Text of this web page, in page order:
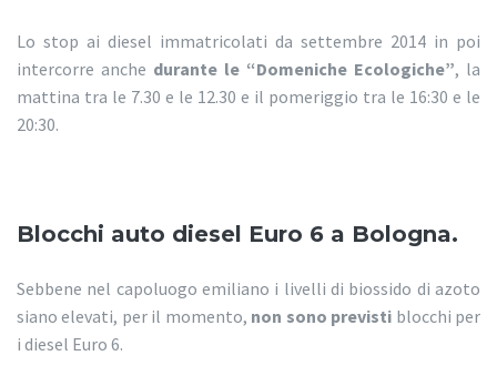
Lo stop ai diesel immatricolati da settembre 2014 in poi
intercorre anche durante le “Domeniche Ecologiche”, la
mattina tra le 7.30 e le 12.30 e il pomeriggio tra le 16:30 e le
20:30.
Blocchi auto diesel Euro 6 a Bologna.
Sebbene nel capoluogo emiliano i livelli di biossido di azoto
siano elevati, per il momento, non sono previsti blocchi per
i diesel Euro 6.